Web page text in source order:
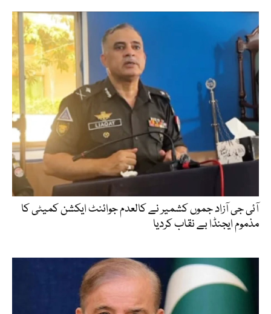
آئی جی آزاد جموں کشمیر نے کالعدم جوائنٹ ایکشن کمیٹی کا
مذموم ایجنڈا بے نقاب کردیا